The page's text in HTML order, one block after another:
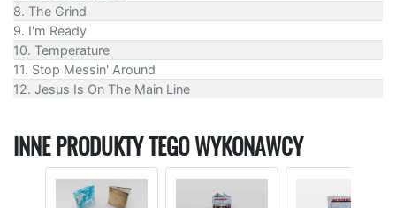
8. The Grind
9. I'm Ready
10. Temperature
11. Stop Messin' Around
12. Jesus Is On The Main Line
INNE PRODUKTY TEGO WYKONAWCY